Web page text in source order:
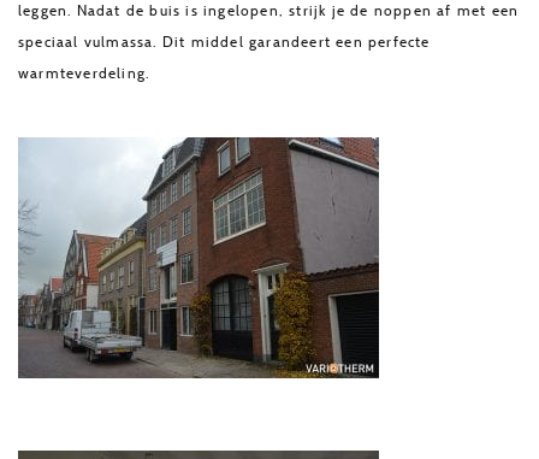
leggen. Nadat de buis is ingelopen, strijk je de noppen af met een
speciaal vulmassa. Dit middel garandeert een perfecte
warmteverdeling.